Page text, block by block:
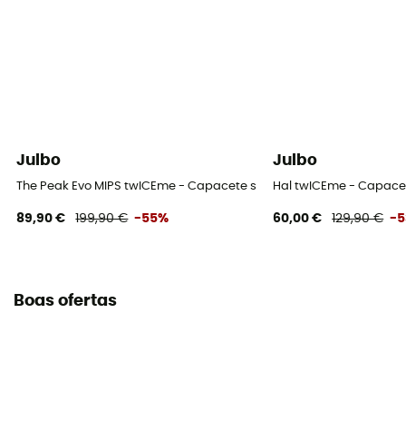
Julbo
The Peak Evo MIPS twICEme - Capacete ski
89,90 € 199,90 € -55%
Julbo
Hal twICEme -
60,00 € 129,90 € -
Boas ofertas